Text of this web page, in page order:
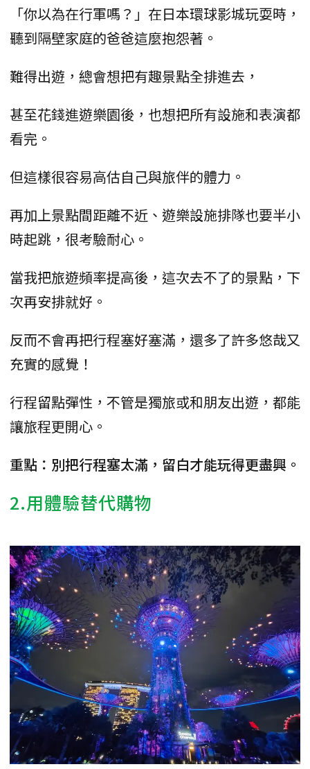
「你以為在行軍嗎？」在日本環球影城玩耍時，
聽到隔壁家庭的爸爸這麼抱怨著。
難得出遊，總會想把有趣景點全排進去，
甚至花錢進遊樂園後，也想把所有設施和表演都
看完。
但這樣很容易高估自己與旅伴的體力。
再加上景點間距離不近、遊樂設施排隊也要半小
時起跳，很考驗耐心。
當我把旅遊頻率提高後，這次去不了的景點，下
次再安排就好。
反而不會再把行程塞好塞滿，還多了許多悠哉又
充實的感覺！
行程留點彈性，不管是獨旅或和朋友出遊，都能
讓旅程更開心。
重點：別把行程塞太滿，留白才能玩得更盡興。
2.用體驗替代購物